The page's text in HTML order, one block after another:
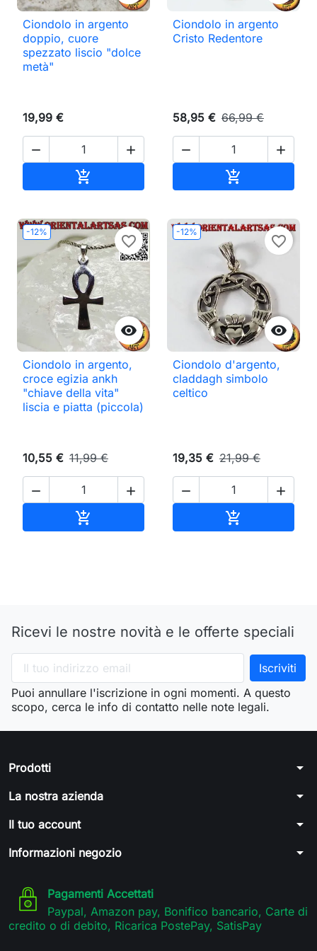
Ciondolo in argento
doppio, cuore
spezzato liscio "dolce
metà"
19,99 €
 

Ciondolo in argento
Cristo Redentore
58,95 € 66,99 €
 

-12%

favorite_border
Ciondolo in argento,
croce egizia ankh
"chiave della vita"
liscia e piatta (piccola)
10,55 € 11,99 €
 

-12%

favorite_border
Ciondolo d'argento,
claddagh simbolo
celtico
19,35 € 21,99 €
 

Ricevi le nostre novità e le offerte speciali
Puoi annullare l'iscrizione in ogni momenti. A questo
scopo, cerca le info di contatto nelle note legali.
Prodotti arrow_drop_down
La nostra azienda arrow_drop_down
Il tuo account arrow_drop_down
Informazioni negozio arrow_drop_down
Pagamenti Accettati
Paypal, Amazon pay, Bonifico bancario, Carte di
credito o di debito, Ricarica PostePay, SatisPay